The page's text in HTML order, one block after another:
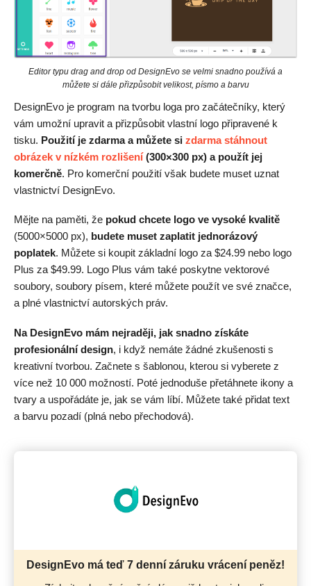
Editor typu drag and drop od DesignEvo se velmi snadno používá a
můžete si dále přizpůsobit velikost, písmo a barvu
DesignEvo je program na tvorbu loga pro začátečníky, který
vám umožní upravit a přizpůsobit vlastní logo připravené k
tisku. Použití je zdarma a můžete si zdarma stáhnout
obrázek v nízkém rozlišení(300×300 px) a použít jej
komerčně. Pro komerční použití však budete muset uznat
vlastnictví DesignEvo.
Mějte na paměti, že pokud chcete logo ve vysoké kvalitě
(5000×5000 px), budete muset zaplatit jednorázový
poplatek. Můžete si koupit základní logo za $24.99 nebo logo
Plus za $49.99. Logo Plus vám také poskytne vektorové
soubory, soubory písem, které můžete použít ve své značce,
a plné vlastnictví autorských práv.
Na DesignEvo mám nejraději, jak snadno získáte
profesionální design, i když nemáte žádné zkušenosti s
kreativní tvorbou. Začnete s šablonou, kterou si vyberete z
více než 10 000 možností. Poté jednoduše přetáhnete ikony a
tvary a uspořádáte je, jak se vám líbí. Můžete také přidat text
a barvu pozadí (plná nebo přechodová).
DesignEvo má teď 7 denní záruku vrácení peněz!